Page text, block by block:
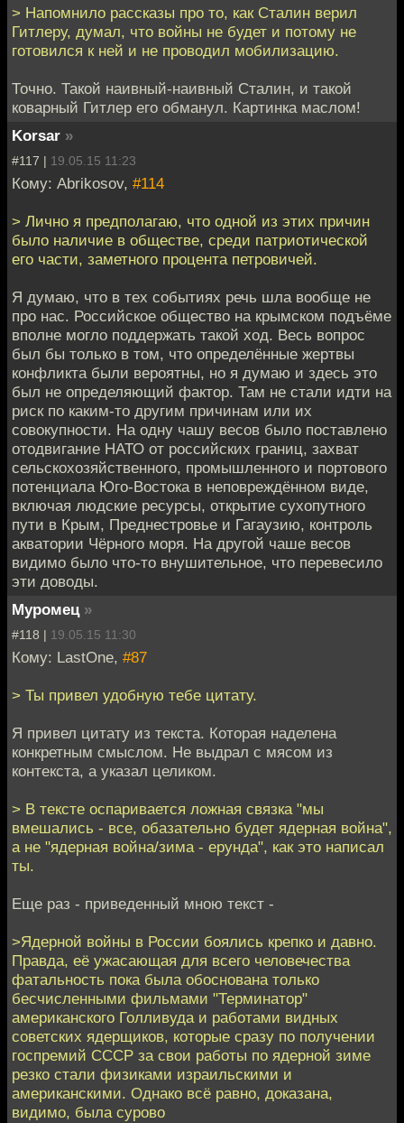
> Напомнило рассказы про то, как Сталин верил
Гитлеру, думал, что войны не будет и потому не
готовился к ней и не проводил мобилизацию.
Точно. Такой наивный-наивный Сталин, и такой
коварный Гитлер его обманул. Картинка маслом!
Korsar »
#117 | 19.05.15 11:23
Кому: Abrikosov, #114
> Лично я предполагаю, что одной из этих причин
было наличие в обществе, среди патриотической
его части, заметного процента петровичей.
Я думаю, что в тех событиях речь шла вообще не
про нас. Российское общество на крымском подъёме
вполне могло поддержать такой ход. Весь вопрос
был бы только в том, что определённые жертвы
конфликта были вероятны, но я думаю и здесь это
был не определяющий фактор. Там не стали идти на
риск по каким-то другим причинам или их
совокупности. На одну чашу весов было поставлено
отодвигание НАТО от российских границ, захват
сельскохозяйственного, промышленного и портового
потенциала Юго-Востока в неповреждённом виде,
включая людские ресурсы, открытие сухопутного
пути в Крым, Преднестровье и Гагаузию, контроль
акватории Чёрного моря. На другой чаше весов
видимо было что-то внушительное, что перевесило
эти доводы.
Муромец »
#118 | 19.05.15 11:30
Кому: LastOne, #87
> Ты привел удобную тебе цитату.
Я привел цитату из текста. Которая наделена
конкретным смыслом. Не выдрал с мясом из
контекста, а указал целиком.
> В тексте оспаривается ложная связка "мы
вмешались - все, обазательно будет ядерная война",
а не "ядерная война/зима - ерунда", как это написал
ты.
Еще раз - приведенный мною текст -
>Ядерной войны в России боялись крепко и давно.
Правда, её ужасающая для всего человечества
фатальность пока была обоснована только
бесчисленными фильмами "Терминатор"
американского Голливуда и работами видных
советских ядерщиков, которые сразу по получении
госпремий СССР за свои работы по ядерной зиме
резко стали физиками израильскими и
американскими. Однако всё равно, доказана,
видимо, была сурово